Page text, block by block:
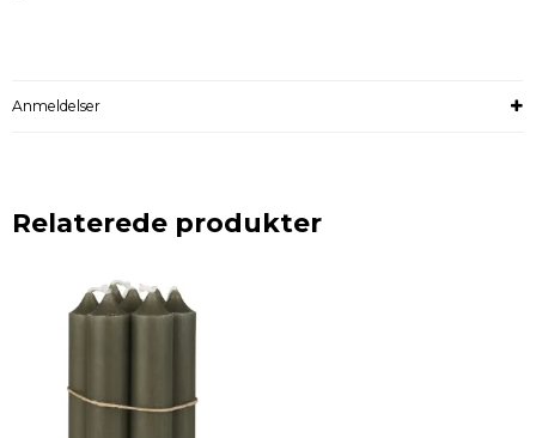
Anmeldelser
Relaterede produkter